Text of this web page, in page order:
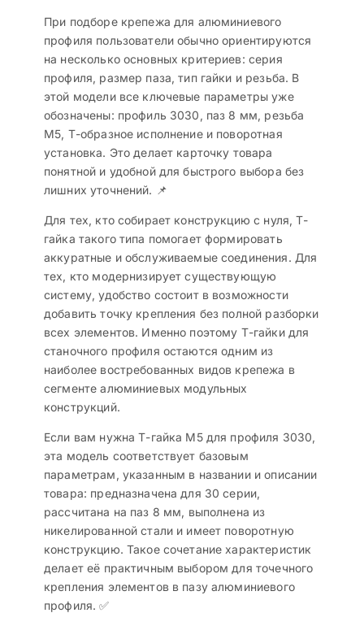
При подборе крепежа для алюминиевого
профиля пользователи обычно ориентируются
на несколько основных критериев: серия
профиля, размер паза, тип гайки и резьба. В
этой модели все ключевые параметры уже
обозначены: профиль 3030, паз 8 мм, резьба
M5, Т-образное исполнение и поворотная
установка. Это делает карточку товара
понятной и удобной для быстрого выбора без
лишних уточнений. 📌
Для тех, кто собирает конструкцию с нуля, Т-
гайка такого типа помогает формировать
аккуратные и обслуживаемые соединения. Для
тех, кто модернизирует существующую
систему, удобство состоит в возможности
добавить точку крепления без полной разборки
всех элементов. Именно поэтому Т-гайки для
станочного профиля остаются одним из
наиболее востребованных видов крепежа в
сегменте алюминиевых модульных
конструкций.
Если вам нужна Т-гайка M5 для профиля 3030,
эта модель соответствует базовым
параметрам, указанным в названии и описании
товара: предназначена для 30 серии,
рассчитана на паз 8 мм, выполнена из
никелированной стали и имеет поворотную
конструкцию. Такое сочетание характеристик
делает её практичным выбором для точечного
крепления элементов в пазу алюминиевого
профиля. ✅